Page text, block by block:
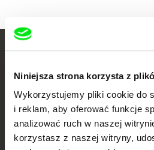
Niniejsza strona korzysta z
Wykorzystujemy pliki cookie do
i reklam, aby oferować funkcje
analizować ruch w naszej
korzystasz z naszej witryny,
Nowe
każdego